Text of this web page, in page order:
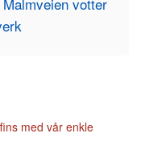
med vår enkle